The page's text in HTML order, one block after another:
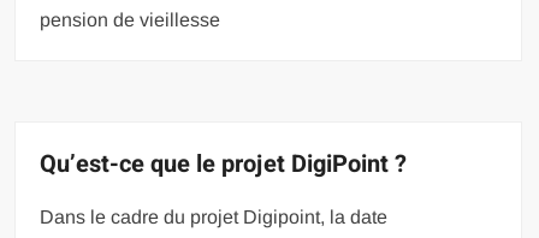
pension de vieillesse
Qu’est-ce que le projet DigiPoint ?
Dans le cadre du projet Digipoint, la date